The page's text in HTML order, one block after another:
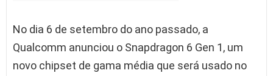
No dia 6 de setembro do ano passado, a
Qualcomm anunciou o Snapdragon 6 Gen 1, um
novo chipset de gama média que será usado no